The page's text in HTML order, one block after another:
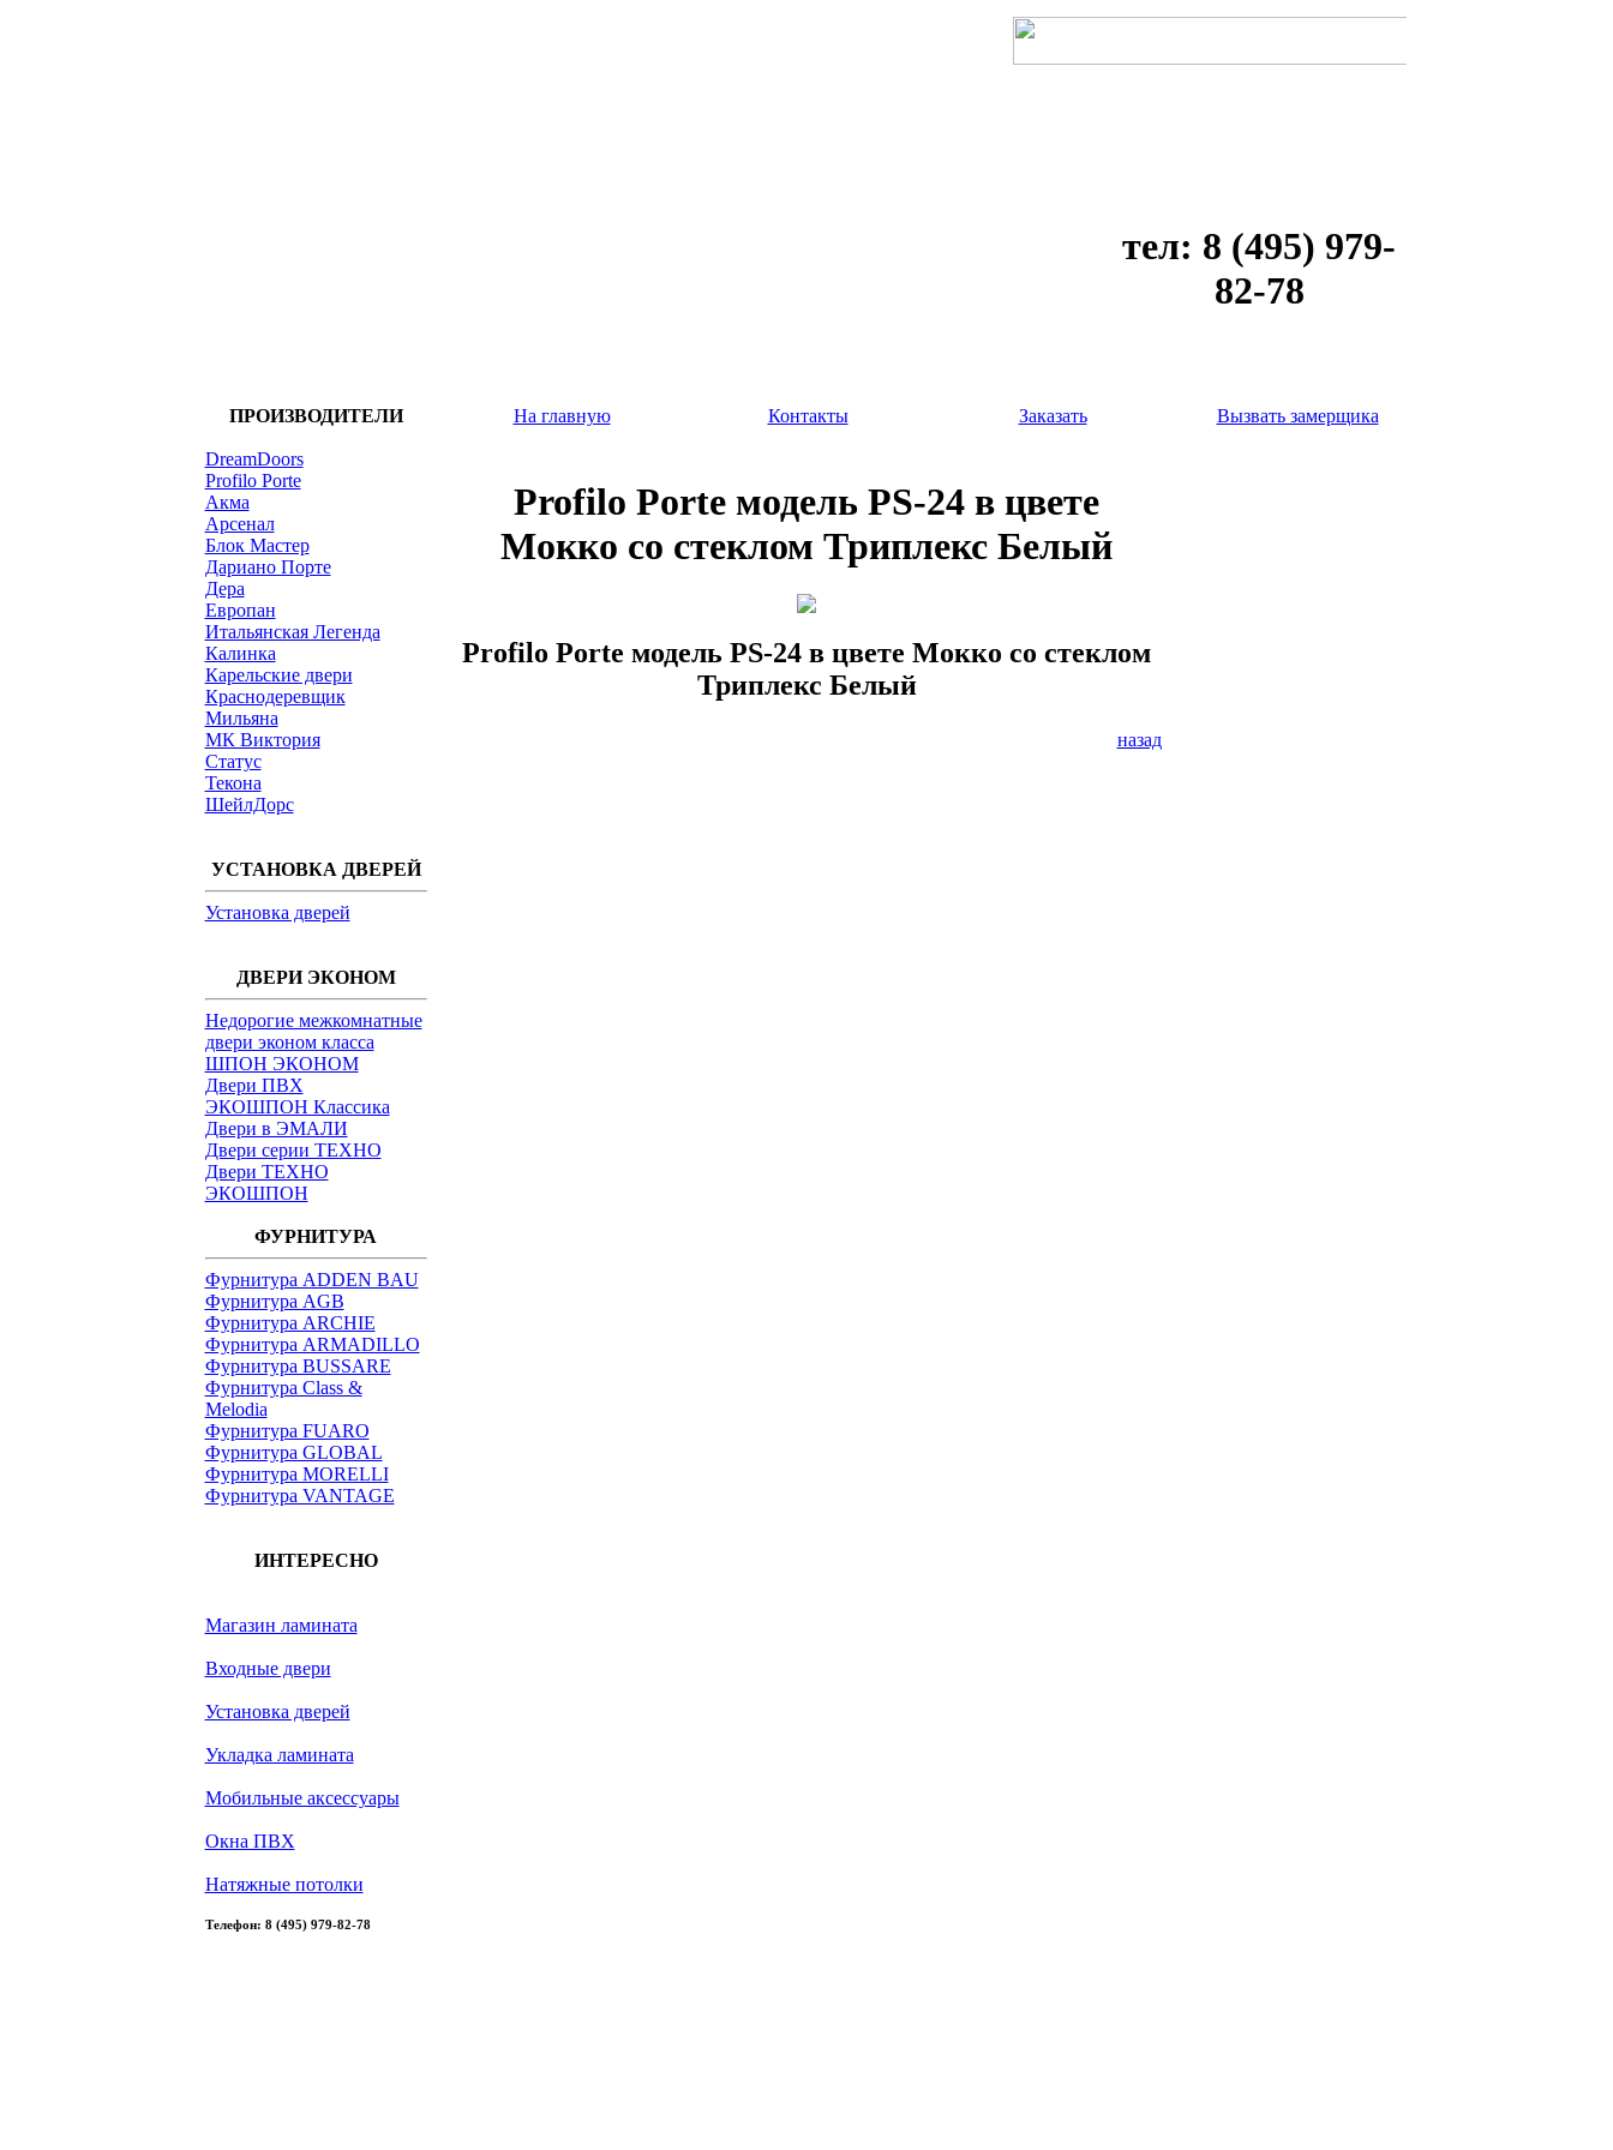
тел: 8 (495) 979-
82-78
ПРОИЗВОДИТЕЛИ
DreamDoors
Profilo Porte
Акма
Арсенал
Блок Мастер
Дариано Порте
Дера
Европан
Итальянская Легенда
Калинка
Карельские двери
Краснодеревщик
Мильяна
МК Виктория
Статус
Текона
ШейлДорс
УСТАНОВКА ДВЕРЕЙ
Установка дверей
ДВЕРИ ЭКОНОМ
Недорогие межкомнатные
двери эконом класса
ШПОН ЭКОНОМ
Двери ПВХ
ЭКОШПОН Классика
Двери в ЭМАЛИ
Двери серии ТЕХНО
Двери ТЕХНО
ЭКОШПОН
ФУРНИТУРА
Фурнитура ADDEN BAU
Фурнитура AGB
Фурнитура ARCHIE
Фурнитура ARMADILLO
Фурнитура BUSSARE
Фурнитура Class &
Melodia
Фурнитура FUARO
Фурнитура GLOBAL
Фурнитура MORELLI
Фурнитура VANTAGE
ИНТЕРЕСНО
Магазин ламината
Входные двери
Установка дверей
Укладка ламината
Мобильные аксессуары
Окна ПВХ
Натяжные потолки
Телефон: 8 (495) 979-82-78
На главную Контакты Заказать Вызвать замерщика
Profilo Porte модель PS-24 в цвете
Мокко со стеклом Триплекс Белый
Profilo Porte модель PS-24 в цвете Мокко со стеклом
Триплекс Белый
назад